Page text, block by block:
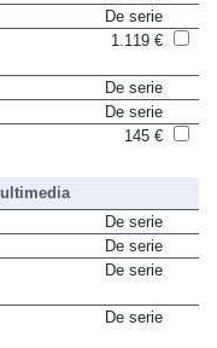
De serie
De serie
De serie
De serie
De serie
De serie